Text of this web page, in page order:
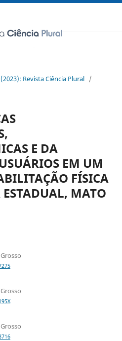
Revista Ciência Plural /
E DA
EM UM
FÍSICA
ESTADUAL, MATO